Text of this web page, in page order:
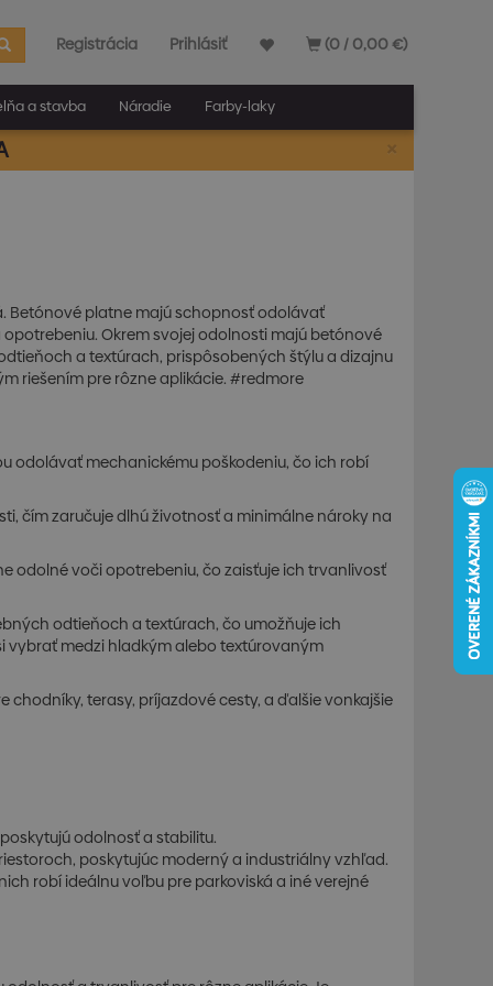
(0 / 0,00 €)
Registrácia Prihlásiť
a stavba Náradie Farby-laky
Betónové platne majú schopnosť odolávať
Okrem svojej odolnosti majú betónové
a textúrach, prispôsobených štýlu a dizajnu
riešením pre rôzne aplikácie. #redmore
odolávať mechanickému poškodeniu, čo ich robí
čím zaručuje dlhú životnosť a minimálne nároky na
odolné voči opotrebeniu, čo zaisťuje ich trvanlivosť
odtieňoch a textúrach, čo umožňuje ich
vybrať medzi hladkým alebo textúrovaným
terasy, príjazdové cesty, a ďalšie vonkajšie
odolnosť a stabilitu.
poskytujúc moderný a industriálny vzhľad.
robí ideálnu voľbu pre parkoviská a iné verejné